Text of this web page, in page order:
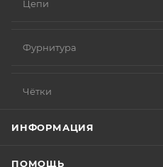
Цепи
Фурнитура
Чётки
ИНФОРМАЦИЯ
ПОМОЩЬ